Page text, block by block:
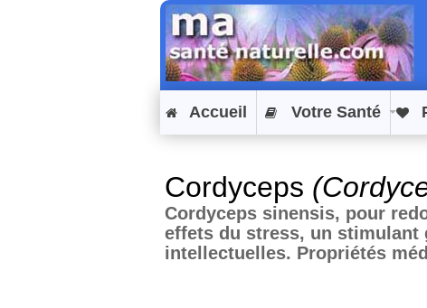
Accueil Votre Santé
Cordyceps
Cordyceps sinensis, pour
effets du stress, un stimulant
intellectuelles. Propriétés